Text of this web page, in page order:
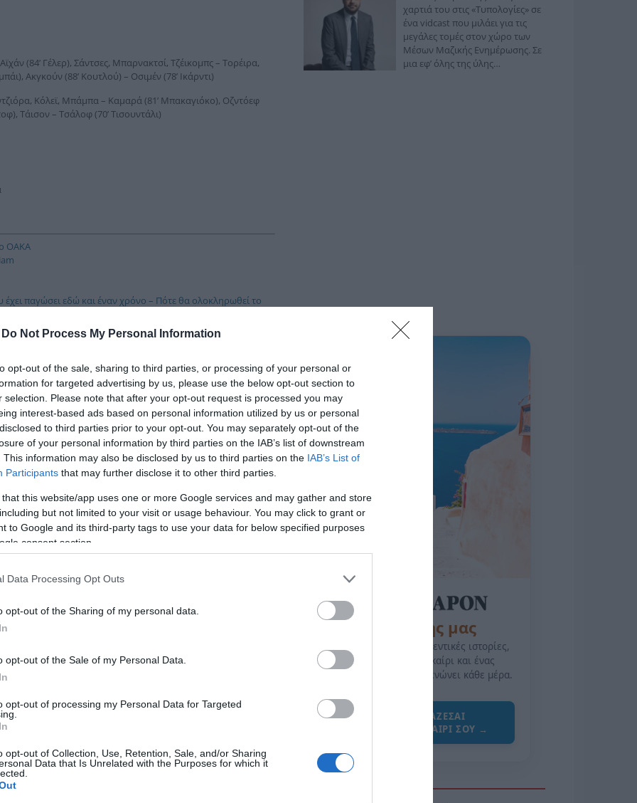
Do Not Process My Personal Information
opt-out of the sale, sharing to third parties, or processing of your personal or
for targeted advertising by us, please use the below opt-out section to
selection. Please note that after your opt-out request is processed you may
interest-based ads based on personal information utilized by us or personal
to third parties prior to your opt-out. You may separately opt-out of the
of your personal information by third parties on the IAB’s list of downstream
This information may also be disclosed by us to third parties on the IAB’s List of
Participants that may further disclose it to other third parties.
that this website/app uses one or more Google services and may gather and store
but not limited to your visit or usage behaviour. You may click to grant or
to Google and its third-party tags to use your data for below specified purposes
consent section.
Data Processing Opt Outs
opt-out of the Sharing of my personal data.
opt-out of the Sale of my Personal Data.
opt-out of processing my Personal Data for Targeted
opt-out of Collection, Use, Retention, Sale, and/or Sharing
Data that Is Unrelated with the Purposes for which it
(84’ Γέλερ), Σάντσες, Μπαρνακτσί, Τζέικομπς – Τορέιρα,
Ακγκούν (88’ Κουτλού) – Οσιμέν (78’ Ικάρντι)
Κόλεϊ, Μπάμπα – Καμαρά (81’ Μπακαγιόκο), Οζντόεφ
Τάισον – Τσάλοφ (70’ Τισουντάλι)
ΟΑΚΑ
παγώσει εδώ και έναν χρόνο – Πότε θα ολοκληρωθεί το
και THALIS στο πλαίσιο στρατηγικής συνεργασίας με
και THALIS στο πλαίσιο στρατηγικής συνεργασίας με
και THALIS στο πλαίσιο στρατηγικής συνεργασίας με
και THALIS στο πλαίσιο στρατηγικής συνεργασίας με
τον Ιούλιο με 22.551.894 views, για δεύτερο συνεχόμενο μήνα
Παναθηναϊκός – ΤΣΣΚΑ 1948 LIVE: Η
που θα «κουβαλήσει» όλο το καλοκαίρι
χαρτιά του στις «Τυπολογίες» σε
ένα vidcast που μιλάει για τις
μεγάλες τομές στον χώρο των
Μέσων Μαζικής Ενημέρωσης. Σε
μια εφ’ όλης της ύλης
της Ζωής μας
Οι άνθρωποι, οι αυθεντικές ιστορίες,
το ελληνικό καλοκαίρι και ένας
πολιτισμός που μας ενώνει κάθε μέρα.
ΌΣΑ ΧΡΕΙΆΖΕΣΑΙ
ΓΙΑ ΤΟ ΚΑΛΟΚΑΊΡΙ ΣΟΥ →